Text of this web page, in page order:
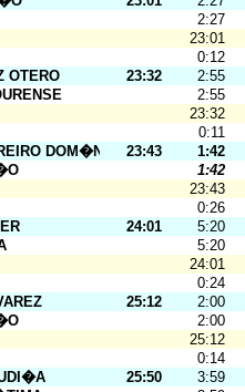
2:27
23:01
0:12
OTERO 23:32
2:55
2:55
23:32
0:11
DOM�NGUEZ23:43
1:42
1:42
23:43
0:26
24:01
5:20
5:20
24:01
0:24
25:12
2:00
2:00
25:12
0:14
25:50
3:59